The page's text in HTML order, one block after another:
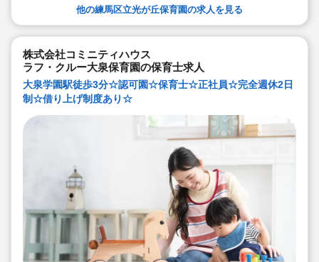
他の練馬区立光が丘保育園の求人を見る
株式会社コミニティハウス
ラフ・クルー大泉保育園の保育士求人
大泉学園駅徒歩3分☆認可園☆保育士☆正社員☆完全週休2日
制☆借り上げ制度あり☆